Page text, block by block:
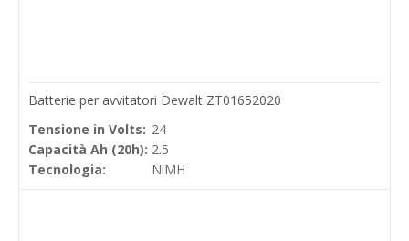
Batterie per avvitatori Dewalt ZT01652020
Tensione in Volts: 24
Capacità Ah (20h): 2.5
Tecnologia:
NiMH